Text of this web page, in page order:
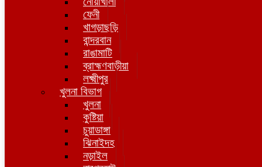
ফেনী
খাগড়াছড়ি
বান্দরবান
রাঙামাটি
ব্রাহ্মণবাড়ীয়া
লক্ষ্মীপুর
খুলনা বিভাগ
খুলনা
কুষ্টিয়া
চুয়াডাঙ্গা
ঝিনাইদহ
নড়াইল